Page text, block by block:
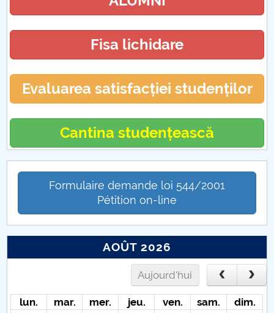
Fisa lichidare
Evaluarea satisfacției studenților
Cantina studențească
Formulaire demande loi 544/2001
Pétition on-line
AOÛT 2026
Aujourd'hui
lun. mar. mer. jeu. ven. sam.
dim.